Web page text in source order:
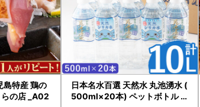
島特産 鶏の
の店 _A02
日本名水百選 天然水 丸池湧水 (
500ml×20本) ペットボトル